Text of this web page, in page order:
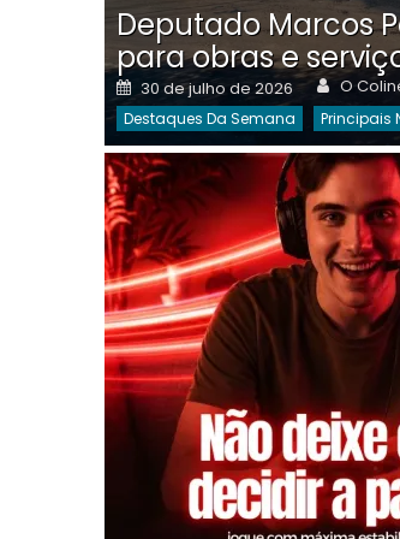
Deputado Marcos
para obras e
Posted
on
30 de julho de 2026 Author
O
Destaques Da Semana Principais